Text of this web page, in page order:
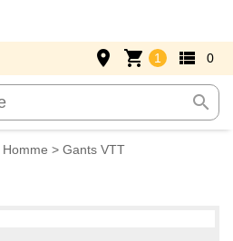
search
place shopping_cart 1 view_list 0
Homme > Gants VTT